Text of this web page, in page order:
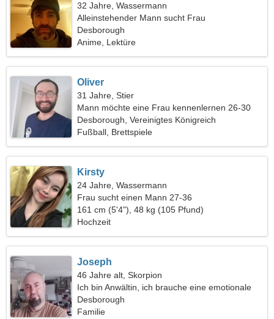
32 Jahre, Wassermann
Alleinstehender Mann sucht Frau
Desborough
Anime, Lektüre
Oliver
31 Jahre, Stier
Mann möchte eine Frau kennenlernen 26-30
Desborough, Vereinigtes Königreich
Fußball, Brettspiele
Kirsty
24 Jahre, Wassermann
Frau sucht einen Mann 27-36
161 cm (5'4"), 48 kg (105 Pfund)
Hochzeit
Joseph
46 Jahre alt, Skorpion
Ich bin Anwältin, ich brauche eine emotionale
Frau
Desborough
Familie